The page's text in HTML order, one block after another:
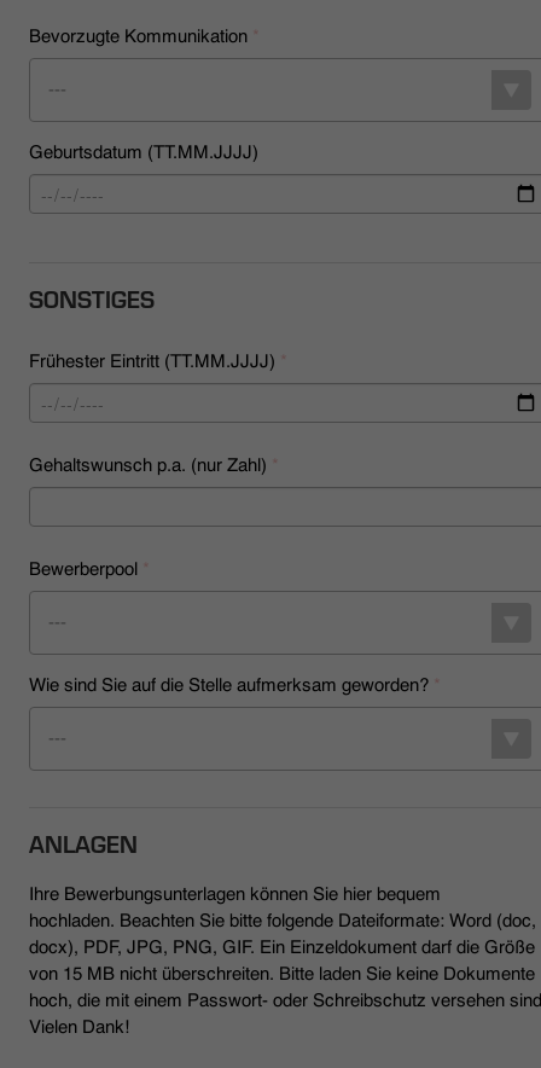
Bevorzugte Kommunikation *
---
Geburtsdatum (TT.MM.JJJJ)
SONSTIGES
Frühester Eintritt (TT.MM.JJJJ) *
Gehaltswunsch p.a. (nur Zahl) *
Bewerberpool *
---
Wie sind Sie auf die Stelle aufmerksam geworden? *
---
ANLAGEN
Ihre Bewerbungsunterlagen können Sie hier bequem
hochladen. Beachten Sie bitte folgende Dateiformate: Word (doc,
docx), PDF, JPG, PNG, GIF. Ein Einzeldokument darf die Größe
von 15 MB nicht überschreiten. Bitte laden Sie keine Dokumente
hoch, die mit einem Passwort- oder Schreibschutz versehen
Vielen Dank!